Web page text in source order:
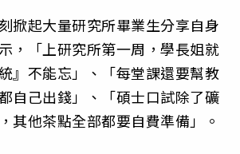
掀起大量研究所畢業生分享自身
，「上研究所第一周，學長姐就
』不能忘」、「每堂課還要幫教
自己出錢」、「碩士口試除了礦
其他茶點全部都要自費準備」。